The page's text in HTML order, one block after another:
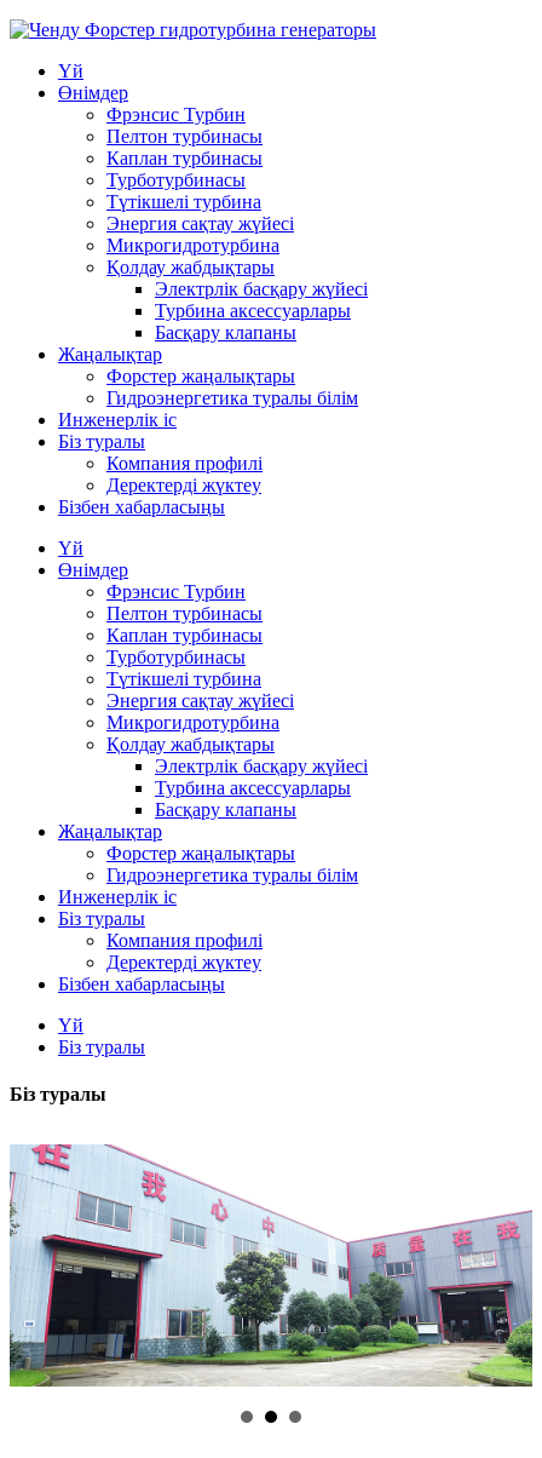
Үй
Өнімдер
Фрэнсис Турбин
Пелтон турбинасы
Каплан турбинасы
Турботурбинасы
Түтікшелі турбина
Энергия сақтау жүйесі
Микрогидротурбина
Қолдау жабдықтары
Электрлік басқару жүйесі
Турбина аксессуарлары
Басқару клапаны
Жаңалықтар
Форстер жаңалықтары
Гидроэнергетика туралы білім
Инженерлік іс
Біз туралы
Компания профилі
Деректерді жүктеу
Бізбен хабарласыңы
Үй
Өнімдер
Фрэнсис Турбин
Пелтон турбинасы
Каплан турбинасы
Турботурбинасы
Түтікшелі турбина
Энергия сақтау жүйесі
Микрогидротурбина
Қолдау жабдықтары
Электрлік басқару жүйесі
Турбина аксессуарлары
Басқару клапаны
Жаңалықтар
Форстер жаңалықтары
Гидроэнергетика туралы білім
Инженерлік іс
Біз туралы
Компания профилі
Деректерді жүктеу
Бізбен хабарласыңы
Үй
Біз туралы
Біз туралы